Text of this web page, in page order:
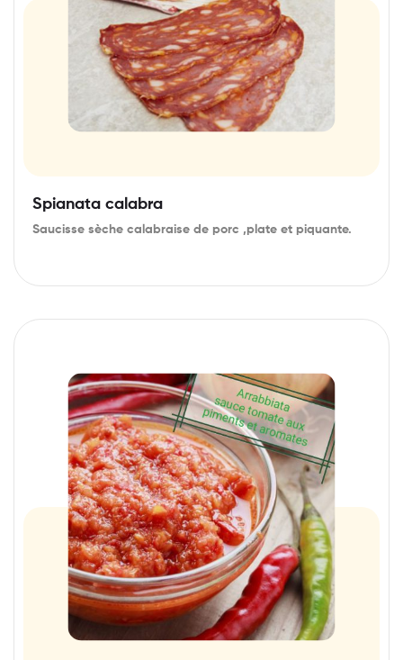
Spianata calabra
Saucisse sèche calabraise de porc ,plate et piquante.